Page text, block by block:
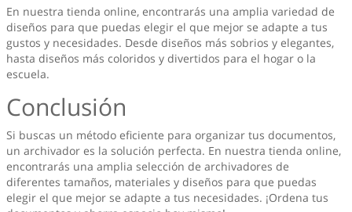
En nuestra tienda online, encontrarás una amplia variedad de
diseños para que puedas elegir el que mejor se adapte a tus
gustos y necesidades. Desde diseños más sobrios y elegantes,
hasta diseños más coloridos y divertidos para el hogar o la
escuela.
Conclusión
Si buscas un método eficiente para organizar tus documentos,
un archivador es la solución perfecta. En nuestra tienda online,
encontrarás una amplia selección de archivadores de
diferentes tamaños, materiales y diseños para que puedas
elegir el que mejor se adapte a tus necesidades. ¡Ordena tus